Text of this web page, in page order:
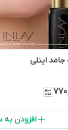
جامد اینلی
افزودن به